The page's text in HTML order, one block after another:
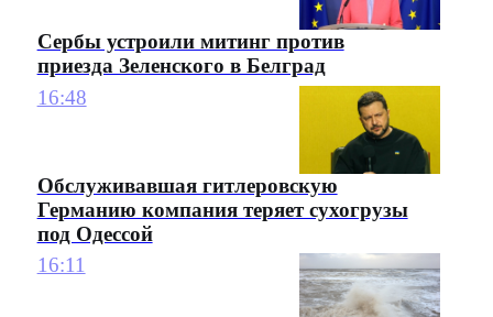
Сербы устроили митинг против
приезда Зеленского в Белград
16:48
Обслуживавшая гитлеровскую
Германию компания теряет сухогрузы
под Одессой
16:11